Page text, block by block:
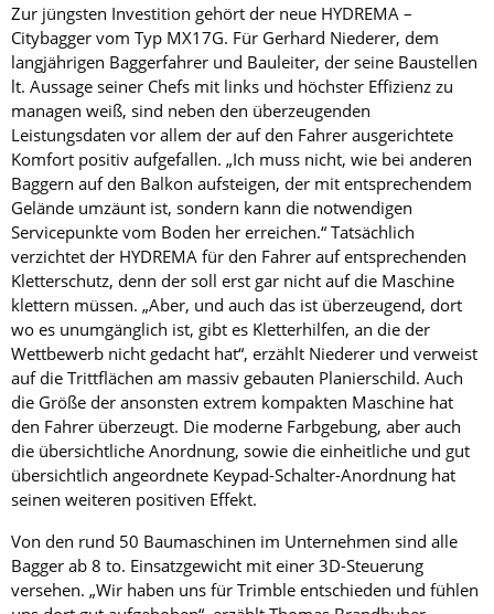
Zur jüngsten Investition gehört der neue HYDREMA –
Citybagger vom Typ MX17G. Für Gerhard Niederer, dem
langjährigen Baggerfahrer und Bauleiter, der seine Baustellen
lt. Aussage seiner Chefs mit links und höchster Effizienz zu
managen weiß, sind neben den überzeugenden
Leistungsdaten vor allem der auf den Fahrer ausgerichtete
Komfort positiv aufgefallen. „Ich muss nicht, wie bei anderen
Baggern auf den Balkon aufsteigen, der mit entsprechendem
Gelände umzäunt ist, sondern kann die notwendigen
Servicepunkte vom Boden her erreichen.“ Tatsächlich
verzichtet der HYDREMA für den Fahrer auf entsprechenden
Kletterschutz, denn der soll erst gar nicht auf die Maschine
klettern müssen. „Aber, und auch das ist überzeugend, dort
wo es unumgänglich ist, gibt es Kletterhilfen, an die der
Wettbewerb nicht gedacht hat“, erzählt Niederer und verweist
auf die Trittflächen am massiv gebauten Planierschild. Auch
die Größe der ansonsten extrem kompakten Maschine hat
den Fahrer überzeugt. Die moderne Farbgebung, aber auch
die übersichtliche Anordnung, sowie die einheitliche und gut
übersichtlich angeordnete Keypad-Schalter-Anordnung hat
seinen weiteren positiven Effekt.
Von den rund 50 Baumaschinen im Unternehmen sind alle
Bagger ab 8 to. Einsatzgewicht mit einer 3D-Steuerung
versehen. „Wir haben uns für Trimble entschieden und fühlen